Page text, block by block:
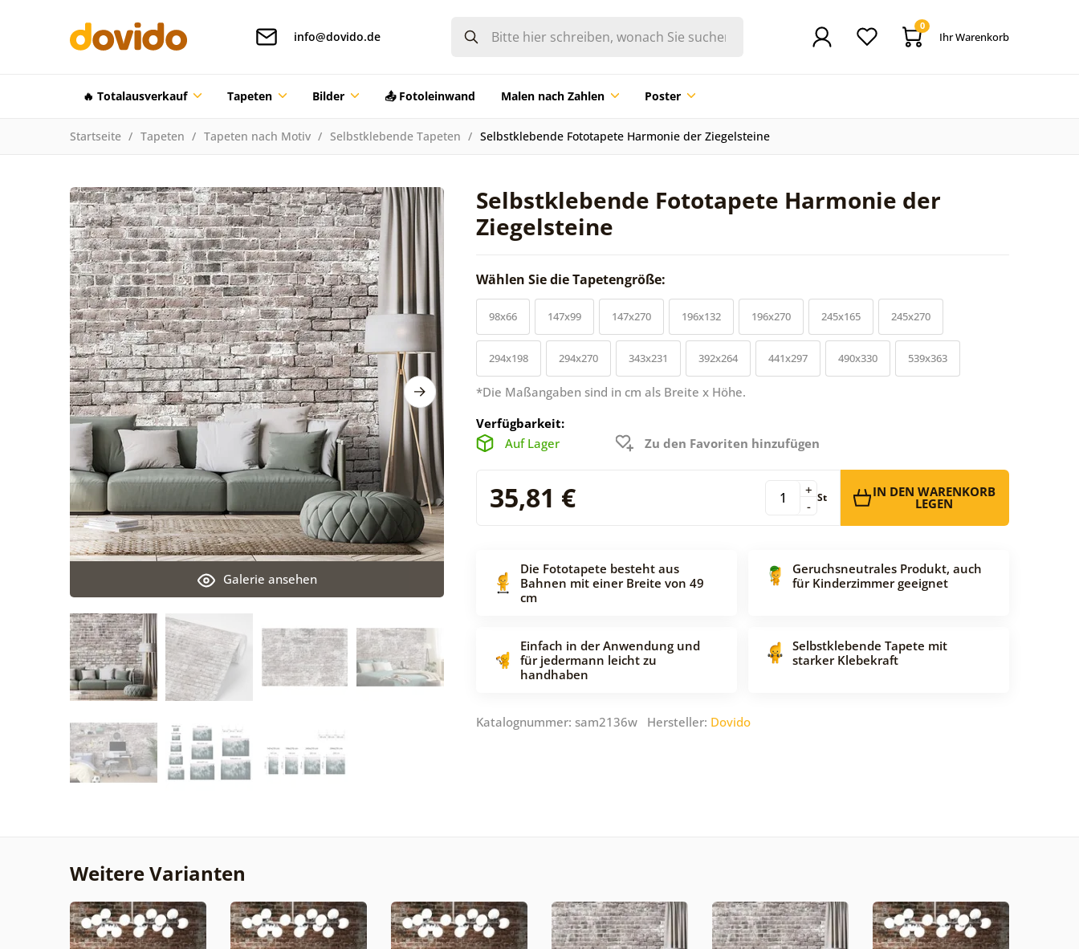
info@dovido.de
0
Ihr Warenkorb
🔥 Totalausverkauf Tapeten Bilder 📤 Fotoleinwand Malen nach Zahlen Poster
Startseite Tapeten Tapeten nach Motiv Selbstklebende Tapeten Selbstklebende Fototapete Harmonie der Ziegelsteine
Selbstklebende Fototapete Harmonie der
Ziegelsteine
Galerie ansehen
Wählen Sie die Tapetengröße:
98x66 147x99 147x270 196x132 196x270 245x165 245x270
294x198 294x270 343x231 392x264 441x297 490x330 539x363
*Die Maßangaben sind in cm als Breite x Höhe.
Verfügbarkeit:
Auf Lager
Zu den Favoriten hinzufügen
35,81 € -
+ St IN DEN WARENKORB
LEGEN
Die Fototapete besteht aus
Bahnen mit einer Breite von 49
cm
Geruchsneutrales Produkt, auch
für Kinderzimmer geeignet
Einfach in der Anwendung und
für jedermann leicht zu
handhaben
Selbstklebende Tapete mit
starker Klebekraft
Katalognummer: sam2136w Hersteller: Dovido
Weitere Varianten